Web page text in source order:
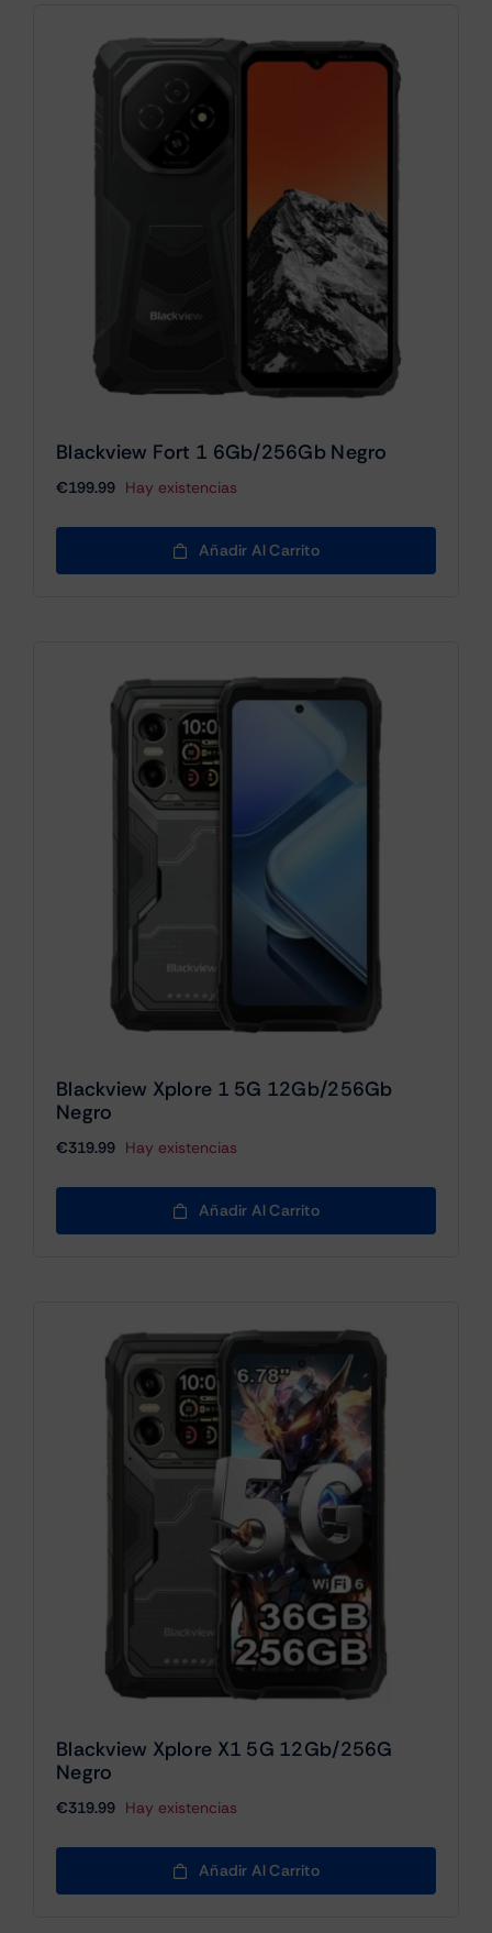
Blackview Fort 1 6Gb/256Gb Negro
€199.99 Hay existencias
Añadir Al Carrito
Blackview Xplore 1 5G 12Gb/256Gb
Negro
€319.99 Hay existencias
Añadir Al Carrito
Blackview Xplore X1 5G 12Gb/256G
Negro
€319.99 Hay existencias
Añadir Al Carrito